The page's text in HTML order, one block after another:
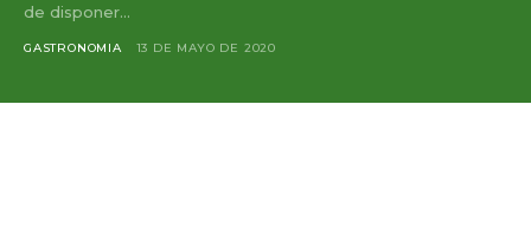
de disponer...
GASTRONOMIA 13 DE MAYO DE 2020